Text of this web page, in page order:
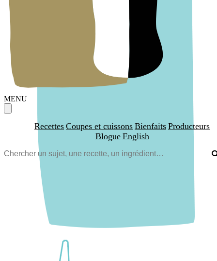
MENU
Recettes Coupes et cuissons Bienfaits Producteurs
Blogue English